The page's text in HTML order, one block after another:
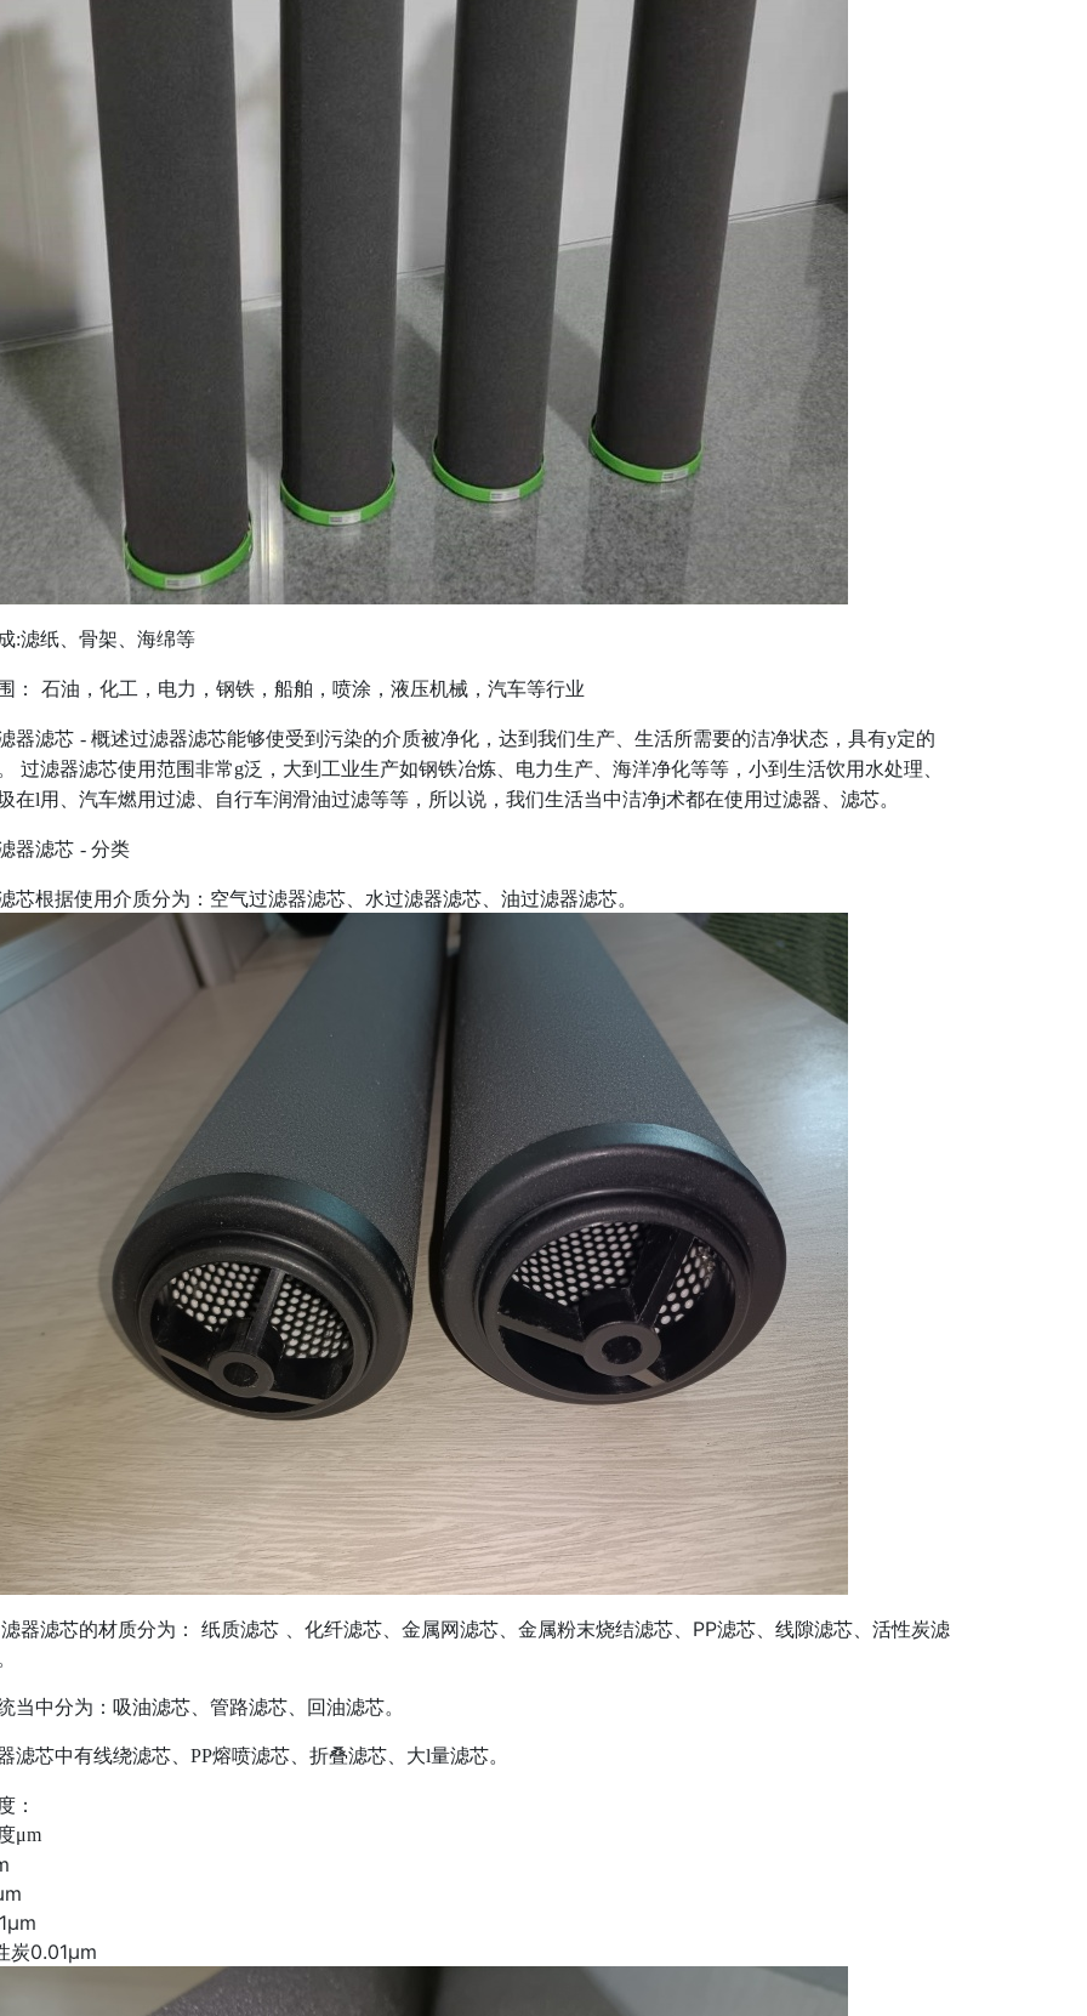
:滤纸、骨架、海绵等
： 石油，化工，电力，钢铁，船舶，喷涂，液压机械，汽车等行业
器滤芯 - 概述过滤器滤芯能够使受到污染的介质被净化，达到我们生产、生活所需要的洁净状态，具有y定的
过滤器滤芯使用范围非常g泛，大到工业生产如钢铁冶炼、电力生产、海洋净化等等，小到生活饮用水处理、
在l用、汽车燃用过滤、自行车润滑油过滤等等，所以说，我们生活当中洁净j术都在使用过滤器、滤芯。
器滤芯 - 分类
芯根据使用介质分为：空气过滤器滤芯、水过滤器滤芯、油过滤器滤芯。
器滤芯的材质分为： 纸质滤芯 、化纤滤芯、金属网滤芯、金属粉末烧结滤芯、PP滤芯、线隙滤芯、活性炭滤
当中分为：吸油滤芯、管路滤芯、回油滤芯。
滤芯中有线绕滤芯、 PP熔喷滤芯、折叠滤芯、大l量滤芯。
：
μm
炭0.01μm